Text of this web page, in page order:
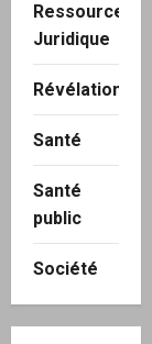
Ressource
Juridique
Révélation
Santé
Santé
public
Société